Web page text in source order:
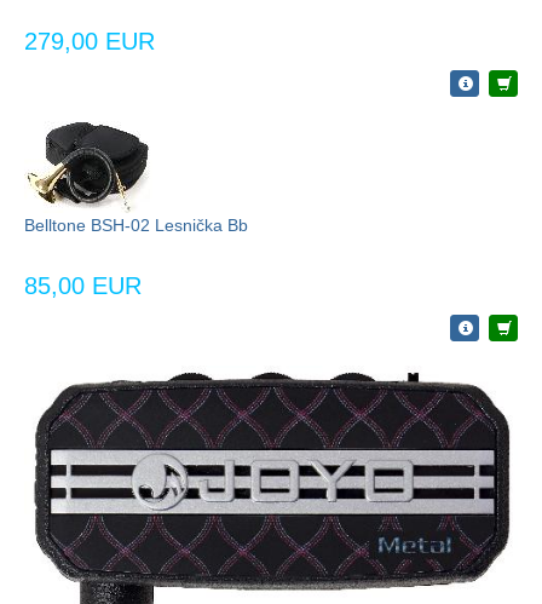
279,00 EUR
Belltone BSH-02 Lesnička Bb
85,00 EUR